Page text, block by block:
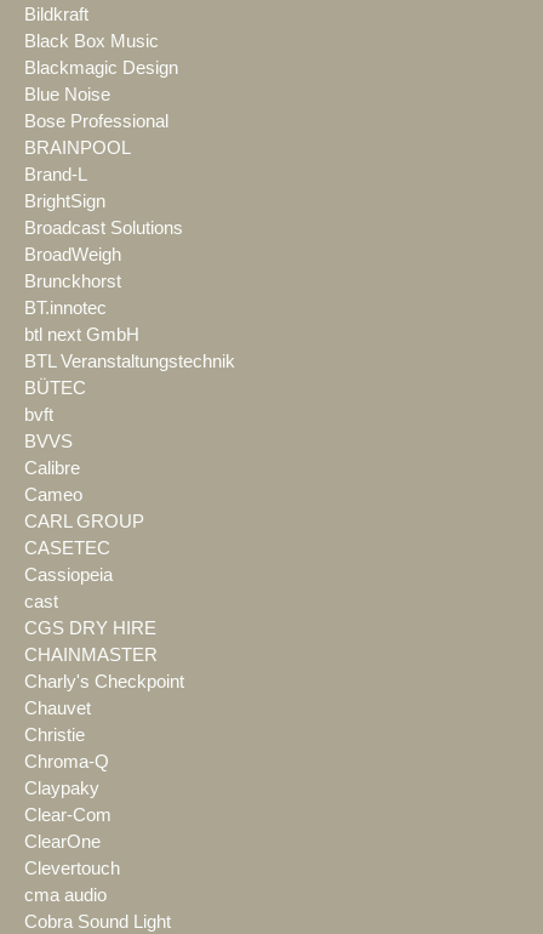
Bildkraft
Black Box Music
Blackmagic Design
Blue Noise
Bose Professional
BRAINPOOL
Brand-L
BrightSign
Broadcast Solutions
BroadWeigh
Brunckhorst
BT.innotec
btl next GmbH
BTL Veranstaltungstechnik
BÜTEC
bvft
BVVS
Calibre
Cameo
CARL GROUP
CASETEC
Cassiopeia
cast
CGS DRY HIRE
CHAINMASTER
Charly's Checkpoint
Chauvet
Christie
Chroma-Q
Claypaky
Clear-Com
ClearOne
Clevertouch
cma audio
Cobra Sound Light